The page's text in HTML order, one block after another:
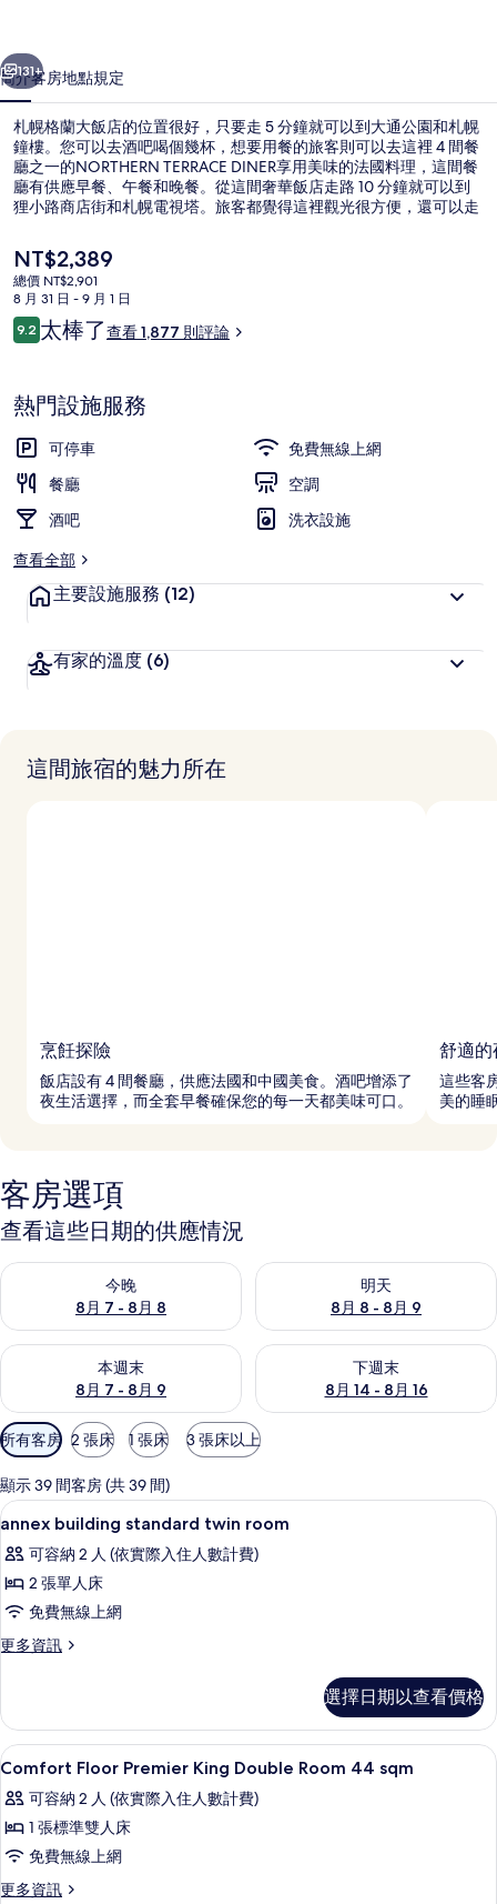
的
相
片
集
個 下一個
131+
簡介客房地點規定
札幌格蘭大飯店的位置很好，只要走 5 分鐘就可以到大通公園和札幌
鐘樓。您可以去酒吧喝個幾杯，想要用餐的旅客則可以去這裡 4 間餐
廳之一的NORTHERN TERRACE DINER享用美味的法國料理，這間餐
廳有供應早餐、午餐和晚餐。從這間奢華飯店走路 10 分鐘就可以到
狸小路商店街和札幌電視塔。旅客都覺得這裡觀光很方便，還可以走
也只要 9 分鐘。
目
前
的
價
格
NT$2,389
總價 NT$2,901
8 月 31 日 - 9 月 1 日
評
論
9.29.2 分，滿分 10 分，
太棒了查看 1,877 則評論
熱門設施服務
可停車
免費無線上網
餐廳
空調
酒吧
洗衣設施
查看全部
主要設施服務 (12)
有家的溫度 (6)
這間旅宿的魅力所在
烹飪探險
飯店設有 4 間餐廳，供應法國和中國美食。酒吧增添了
夜生活選擇，而全套早餐確保您的每一天都美味可口。
舒適的
這些客
美的睡
客房選項
查看這些日期的供應情況
今晚
8月 7 - 8月 8
查看今晚 (8月 7 - 8月 8) 的供應情況
明天
8月 8 - 8月 9
查看明天 (8月 8 - 8月 9) 的供
本週末
8月 7 - 8月 9
查看本週末 (8月 7 - 8月 9) 的供應情況
下週末
8月 14 - 8月 16
查看下週末 (8月 14 - 8月 16)
可
用
的
客
房
篩
選
條
所有客房 2 張床 1 張床 3 張床以上
顯示 39 間客房 (共 39 間)
顯
示
annex
building
standard
twin
所
有
片
羽絨被、遮光布/窗簾、免費無線上網
4
annex building standard twin room
可容納 2 人 (依實際入住人數計費)
2 張單人床
免費無線上網
更多資訊
更
standard
twin
room
詳
情
選擇日期以查看價格
顯
示
Comfort
Floor
Premier
King
羽絨被、遮光布/窗簾、免費無線上網
1
Comfort Floor Premier King Double Room 44 sqm
可容納 2 人 (依實際入住人數計費)
1 張標準雙人床
免費無線上網
更多資訊
更